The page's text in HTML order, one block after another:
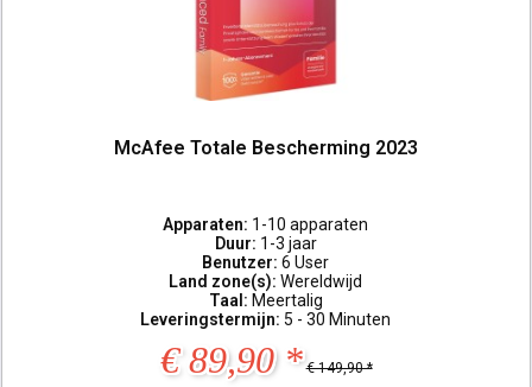
McAfee Totale Bescherming 2023
Apparaten: 1-10 apparaten
Duur: 1-3 jaar
Benutzer:6 User
Land zone(s):Wereldwijd
Taal: Meertalig
Leveringstermijn: 5 - 30 Minuten
€ 89,90 * € 149,90 *